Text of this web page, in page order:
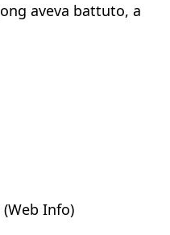
aveva battuto, a
Info)